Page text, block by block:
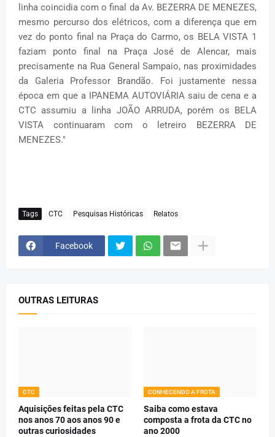
linha coincidia com o final da Av. BEZERRA DE MENEZES,
mesmo percurso dos elétricos, com a diferença que em
vez do ponto final na Praça do Carmo, os BELA VISTA 1
faziam ponto final na Praça José de Alencar, mais
precisamente na Rua General Sampaio, nas proximidades
da Galeria Professor Brandão. Foi justamente nessa
época em que a IPANEMA AUTOVIÁRIA saiu de cena e a
CTC assumiu a linha JOÃO ARRUDA, porém os BELA
VISTA continuaram com o letreiro BEZERRA DE
MENEZES."
Tags CTC Pesquisas Históricas Relatos
Facebook
OUTRAS LEITURAS
CTC
Aquisições feitas pela CTC
nos anos 70 aos anos 90 e
outras curiosidades
CONHECENDO A FROTA
Saiba como estava
composta a frota da CTC no
ano 2000